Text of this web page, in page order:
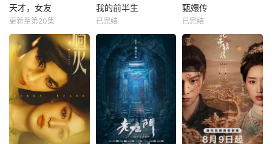
天才，女友
更新至第20集
我的前半生
已完结
甄嬛传
已完结